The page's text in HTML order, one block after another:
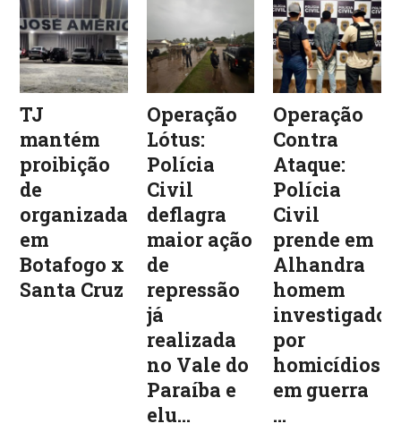
TJ
mantém
proibição
de
organizadas
em
Botafogo x
Santa Cruz
Operação
Lótus:
Polícia
Civil
deflagra
maior ação
de
repressão
já
realizada
no Vale do
Paraíba e
elu...
Operação
Contra
Ataque:
Polícia
Civil
prende em
Alhandra
homem
investigado
por
homicídios
em guerra
...